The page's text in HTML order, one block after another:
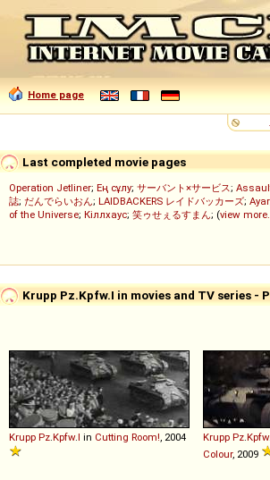
Home page
Last completed movie pages
Operation Jetliner; Ең сұлу; サーバント×サービス;
誌; だんでらいおん; LAIDBACKERS レイドバッカーズ; Ayar
of the Universe; Кіллхаус; 笑ゥせぇるすまん; (view
Krupp Pz.Kpfw.I in movies and TV series -
Krupp Pz Kpfw.I in Cutting Room! , 2004 Krupp Pz Kpfw.
Colour, 2009